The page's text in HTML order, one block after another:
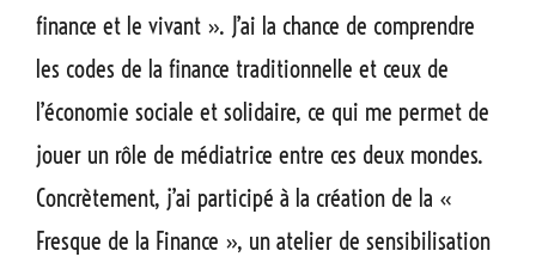
finance et le vivant ». J’ai la chance de comprendre
les codes de la finance traditionnelle et ceux de
l’économie sociale et solidaire, ce qui me permet de
jouer un rôle de médiatrice entre ces deux mondes.
Concrètement, j’ai participé à la création de la «
Fresque de la Finance », un atelier de sensibilisation